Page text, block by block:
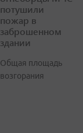
потушили
пожар в
заброшенном
здании
Общая площадь
возгорания